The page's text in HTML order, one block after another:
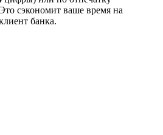
сэкономит ваше время на
банка.